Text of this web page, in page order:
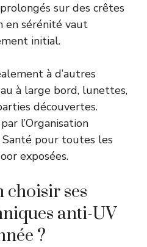
sur des crêtes
en sérénité vaut
initial.
à d’autres
à large bord, lunettes,
découvertes.
l’Organisation
pour toutes les
exposées.
choisir ses
anti-UV
?